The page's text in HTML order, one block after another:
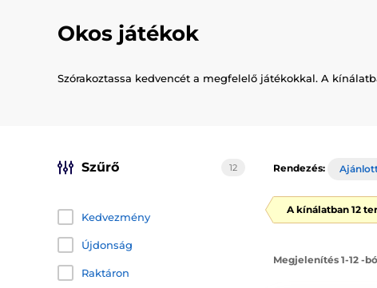
Okos játékok
Szórakoztassa kedvencét a megfelelő játékokkal. A
Szűrő 12
Kedvezmény
Újdonság
Raktáron
Rendezés:
A kínálatban 12
Megjelenítés 1-12 -